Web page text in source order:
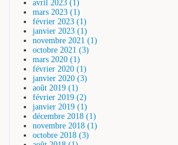
avril 2023 (1)
mars 2023 (1)
février 2023 (1)
janvier 2023 (1)
novembre 2021 (1)
octobre 2021 (3)
mars 2020 (1)
février 2020 (1)
janvier 2020 (3)
août 2019 (1)
février 2019 (2)
janvier 2019 (1)
décembre 2018 (1)
novembre 2018 (1)
octobre 2018 (3)